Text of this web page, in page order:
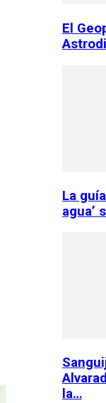
El
La
agua’
la…